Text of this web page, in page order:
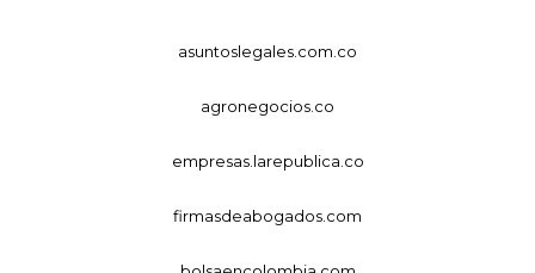
asuntoslegales.com.co
agronegocios.co
empresas.larepublica.co
firmasdeabogados.com